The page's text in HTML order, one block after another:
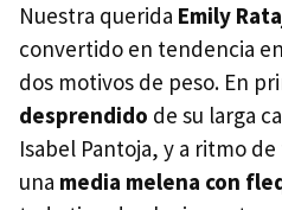
Nuestra querida Emily
convertido en tendencia
dos motivos de peso. En
desprendido de su larga
Isabel Pantoja, y a ritmo
una media melena con